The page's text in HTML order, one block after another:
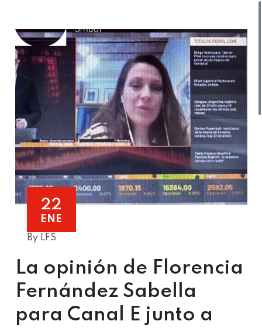
22
ENE
By LFS
La opinión de Florencia
Fernández Sabella
para Canal E junto a